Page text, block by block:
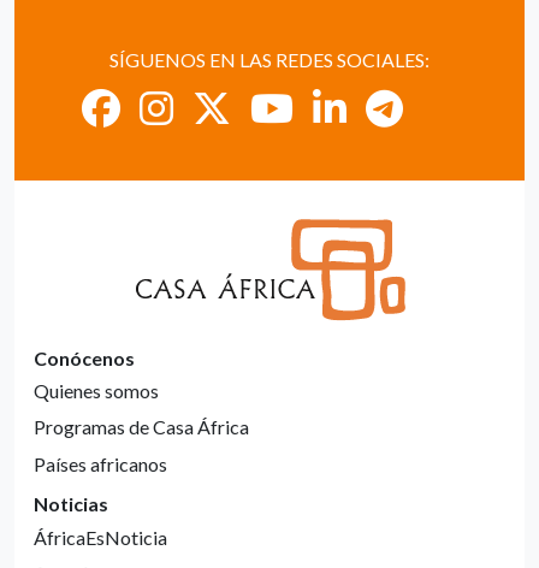
SÍGUENOS EN LAS REDES SOCIALES:
Conócenos
Quienes somos
Programas de Casa África
Países africanos
Noticias
ÁfricaEsNoticia